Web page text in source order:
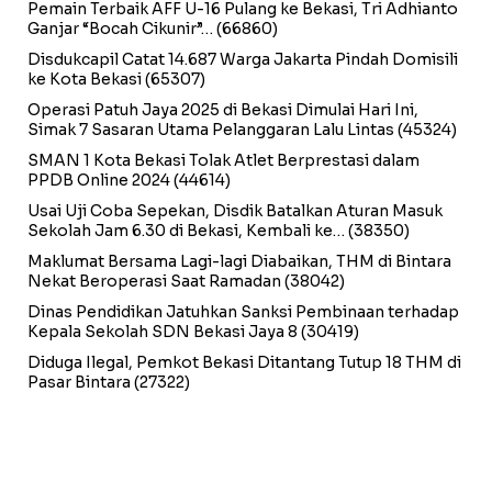
Pemain Terbaik AFF U-16 Pulang ke Bekasi, Tri Adhianto
Ganjar “Bocah Cikunir”… (66860)
Disdukcapil Catat 14.687 Warga Jakarta Pindah Domisili
ke Kota Bekasi(65307)
Operasi Patuh Jaya 2025 di Bekasi Dimulai Hari Ini,
Simak 7 Sasaran Utama Pelanggaran Lalu Lintas (45324)
SMAN 1 Kota Bekasi Tolak Atlet Berprestasi dalam
PPDB Online 2024(44614)
Usai Uji Coba Sepekan, Disdik Batalkan Aturan Masuk
Sekolah Jam 6.30 di Bekasi, Kembali ke… (38350)
Maklumat Bersama Lagi-lagi Diabaikan, THM di Bintara
Nekat Beroperasi Saat Ramadan (38042)
Dinas Pendidikan Jatuhkan Sanksi Pembinaan terhadap
Kepala Sekolah SDN Bekasi Jaya 8 (30419)
Diduga Ilegal, Pemkot Bekasi Ditantang Tutup 18 THM di
Pasar Bintara (27322)